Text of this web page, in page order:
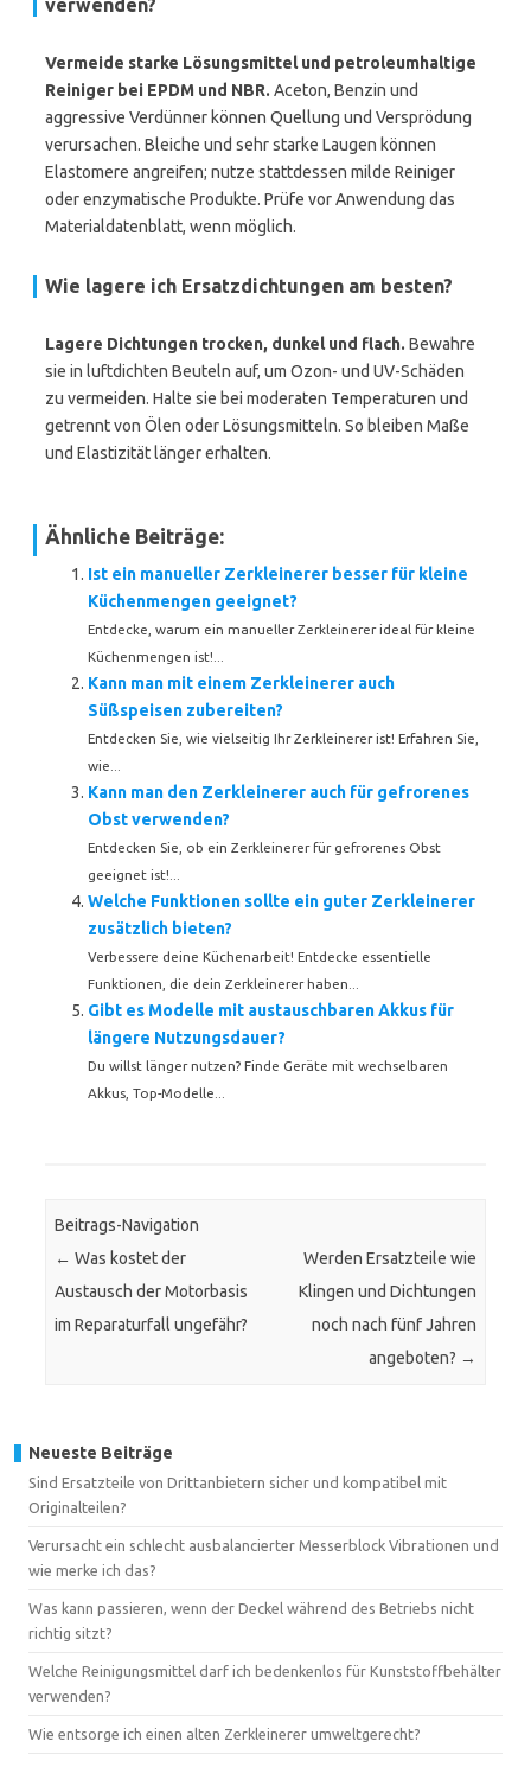
verwenden?
Vermeide starke Lösungsmittel und petroleumhaltige
Reiniger bei EPDM und NBR. Aceton, Benzin und
aggressive Verdünner können Quellung und Versprödung
verursachen. Bleiche und sehr starke Laugen können
Elastomere angreifen; nutze stattdessen milde Reiniger
oder enzymatische Produkte. Prüfe vor Anwendung das
Materialdatenblatt, wenn möglich.
Wie lagere ich Ersatzdichtungen am besten?
Lagere Dichtungen trocken, dunkel und flach. Bewahre
sie in luftdichten Beuteln auf, um Ozon- und UV-Schäden
zu vermeiden. Halte sie bei moderaten Temperaturen und
getrennt von Ölen oder Lösungsmitteln. So bleiben Maße
und Elastizität länger erhalten.
Ähnliche Beiträge:
Ist ein manueller Zerkleinerer besser für kleine
Küchenmengen geeignet?
Entdecke, warum ein manueller Zerkleinerer ideal für kleine
Küchenmengen ist!...
Kann man mit einem Zerkleinerer auch
Süßspeisen zubereiten?
Entdecken Sie, wie vielseitig Ihr Zerkleinerer ist! Erfahren Sie,
wie...
Kann man den Zerkleinerer auch für gefrorenes
Obst verwenden?
Entdecken Sie, ob ein Zerkleinerer für gefrorenes Obst
geeignet ist!...
Welche Funktionen sollte ein guter Zerkleinerer
zusätzlich bieten?
Verbessere deine Küchenarbeit! Entdecke essentielle
Funktionen, die dein Zerkleinerer haben...
Gibt es Modelle mit austauschbaren Akkus für
längere Nutzungsdauer?
Du willst länger nutzen? Finde Geräte mit wechselbaren
Akkus, Top-Modelle...
Beitrags-Navigation
← Was kostet der
Austausch der Motorbasis
im Reparaturfall ungefähr?
Werden Ersatzteile wie
Klingen und Dichtungen
noch nach fünf Jahren
angeboten? →
Neueste Beiträge
Sind Ersatzteile von Drittanbietern sicher und kompatibel mit
Originalteilen?
Verursacht ein schlecht ausbalancierter Messerblock Vibrationen und
wie merke ich das?
Was kann passieren, wenn der Deckel während des Betriebs nicht
richtig sitzt?
Welche Reinigungsmittel darf ich bedenkenlos für Kunststoffbehälter
verwenden?
Wie entsorge ich einen alten Zerkleinerer umweltgerecht?